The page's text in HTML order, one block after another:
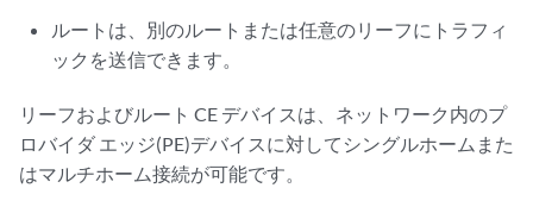
ルートは、別のルートまたは任意のリーフにトラフィ
ックを送信できます。
リーフおよびルート CE デバイスは、ネットワーク内のプ
ロバイダ エッジ(PE)デバイスに対してシングルホームまた
はマルチホーム接続が可能です。